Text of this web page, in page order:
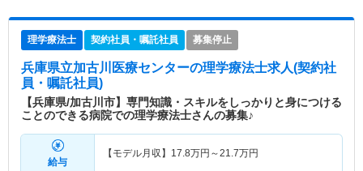
理学療法士 契約社員・嘱託社員 募集停止
兵庫県立加古川医療センターの理学療法士求人(契約社
員・嘱託社員)
【兵庫県/加古川市】専門知識・スキルをしっかりと身につける
ことのできる病院での理学療法士さんの募集♪
給与
【モデル月収】 17.8万円～21.7万円